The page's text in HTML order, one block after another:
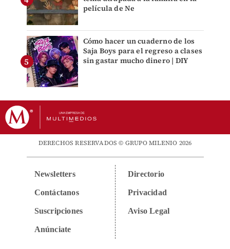
película de Ne
Cómo hacer un cuaderno de los
Saja Boys para el regreso a clases
sin gastar mucho dinero | DIY
DERECHOS RESERVADOS © GRUPO MILENIO 2026
Newsletters
Contáctanos
Suscripciones
Anúnciate
Directorio
Privacidad
Aviso Legal